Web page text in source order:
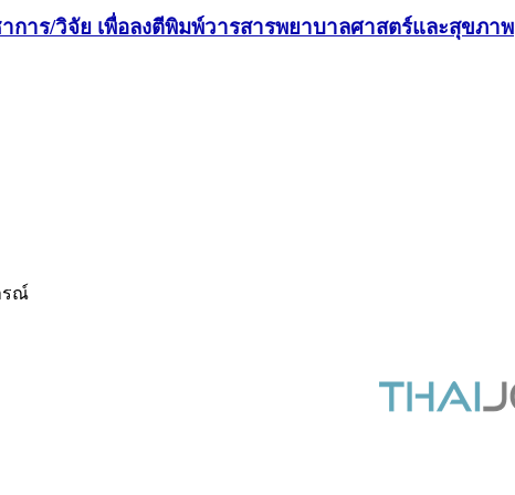
าร/วิจัย เพื่อลงตีพิมพ์วารสารพยาบาลศาสตร์และสุขภาพ
รณ์